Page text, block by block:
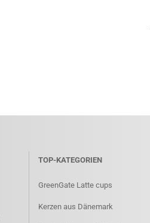
TOP-KATEGORIEN
GreenGate Latte cups
Kerzen aus Dänemark